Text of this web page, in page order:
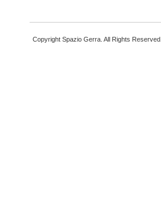
Copyright Spazio Gerra. All Rights Reserved.